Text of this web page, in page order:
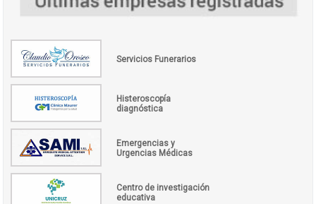
Servicios Funerarios
Histeroscopía
diagnóstica
Emergencias y
Urgencias Médicas
Centro de investigación
educativa